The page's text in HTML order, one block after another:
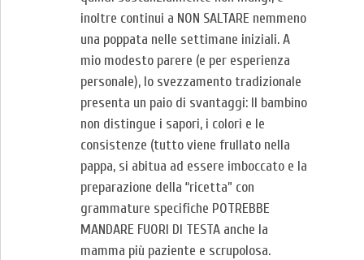
inoltre continui a NON SALTARE nemmeno
una poppata nelle settimane iniziali. A
mio modesto parere (e per esperienza
personale), lo svezzamento tradizionale
presenta un paio di svantaggi: Il bambino
non distingue i sapori, i colori e le
consistenze (tutto viene frullato nella
pappa, si abitua ad essere imboccato e la
preparazione della “ricetta” con
grammature specifiche POTREBBE
MANDARE FUORI DI TESTA anche la
mamma più paziente e scrupolosa.